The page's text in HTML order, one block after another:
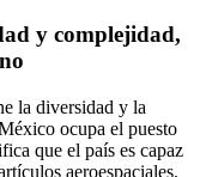
y complejidad,
la diversidad y la
ocupa el puesto
que el país es capaz
aeroespaciales,